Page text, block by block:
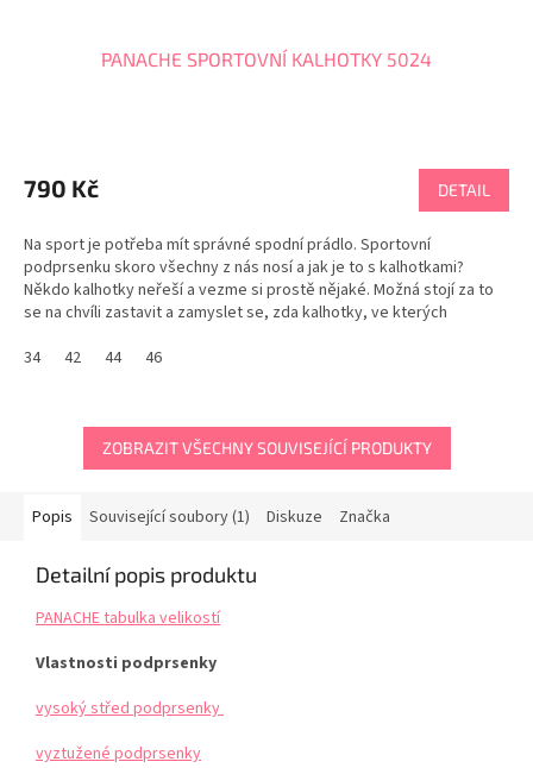
PANACHE SPORTOVNÍ KALHOTKY 5024
produktu
je
z
5
hvězdiček.
790 Kč DETAIL
Na sport je potřeba mít správné spodní prádlo. Sportovní
podprsenku skoro všechny z nás nosí a jak je to s kalhotkami?
Někdo kalhotky neřeší a vezme si prostě nějaké. Možná stojí za to
se na chvíli zastavit a zamyslet se, zda kalhotky, ve kterých
34
42 44 46
ZOBRAZIT VŠECHNY SOUVISEJÍCÍ PRODUKTY
Popis Související soubory (1) Diskuze Značka
Detailní popis produktu
PANACHE tabulka velikostí
Vlastnosti podprsenky
vysoký střed podprsenky
vyztužené podprsenky